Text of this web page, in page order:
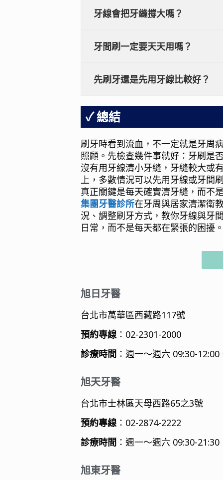
牙線會把牙縫撐大嗎？
牙間刷一定要天天用嗎？
先刷牙還是先用牙線比較好？
總結
刷牙時看到流血，不一定就是牙周
照顧。先檢查幾件事就好：牙刷是
沒有用牙線清小牙縫，牙縫較大或
上，多數情況可以先用牙線或牙間
真正關鍵是每天確實清牙縫，而不
集團牙醫診所在牙周與居家清潔衛
況、調整刷牙方式，教你牙線與牙
日常，而不是每天都在緊張的困擾
旭日牙醫
台北市萬華區西藏路117號
預約專線：02-2301-2000
診療時間 ：週一～週六 09:30-
旭天牙醫
台北市士林區天母西路65之3號
預約專線：02-2874-2222
診療時間 ：週一～週六 09:30-
旭東牙醫